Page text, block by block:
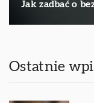
Jak zadbać o
Ostatnie